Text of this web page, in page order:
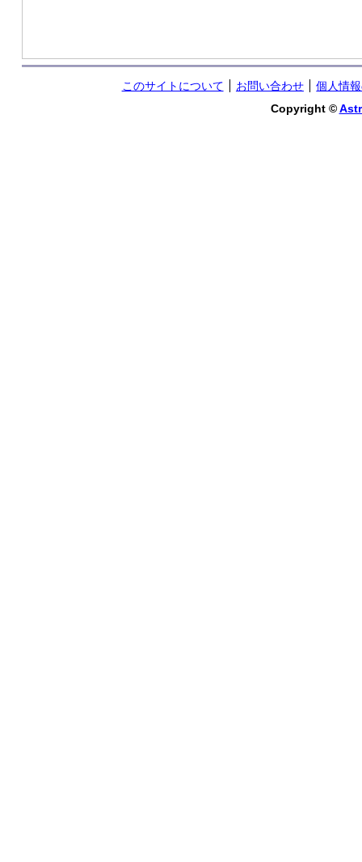
このサイトについて お問い合わせ
個人情
Copyright ©